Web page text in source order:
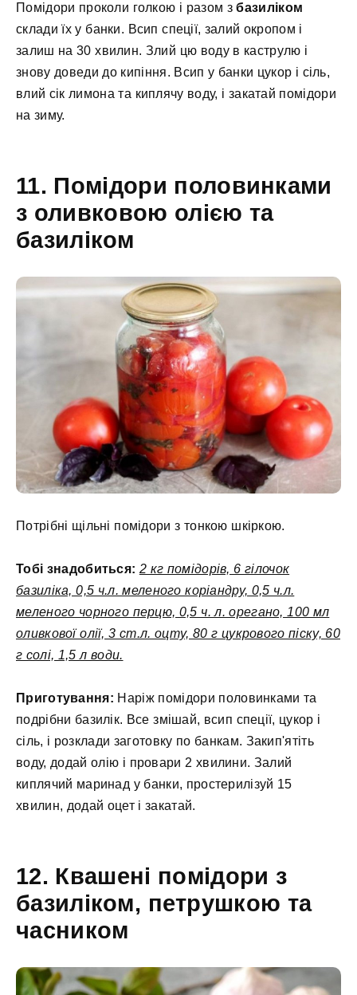
Помідори проколи голкою і разом збазиліком
склади їх у банки. Всип спеції, залий окропом і
залиш на 30 хвилин. Злий цю воду в каструлю і
знову доведи до кипіння. Всип у банки цукор і сіль,
влий сік лимона та киплячу воду, і закатай помідори
на зиму.
11. Помідори половинками
з оливковою олією та
базиліком
Потрібні щільні помідори з тонкою шкіркою.
Тобі знадобиться: 2 кг помідорів, 6 гілочок
базиліка, 0,5 ч.л. меленого коріандру, 0,5 ч.л.
меленого чорного перцю, 0,5 ч. л. орегано, 100 мл
оливкової олії, 3 ст.л. оцту, 80 г цукрового піску, 60
г солі, 1,5 л води.
Приготування: Наріж помідори половинками та
подрібни базилік. Все змішай, всип спеції, цукор і
сіль, і розклади заготовку по банкам. Закип'ятіть
воду, додай олію і провари 2 хвилини. Залий
киплячий маринад у банки, простерилізуй 15
хвилин, додай оцет і закатай.
12. Квашені помідори з
базиліком, петрушкою та
часником